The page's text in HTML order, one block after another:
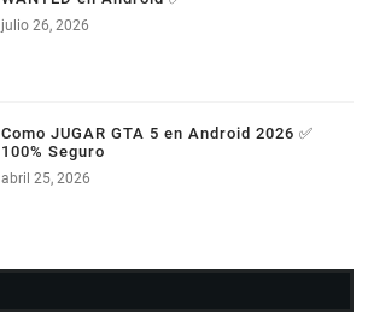
julio 26, 2026
Como JUGAR GTA 5 en Android 2026 ✅
100% Seguro
abril 25, 2026